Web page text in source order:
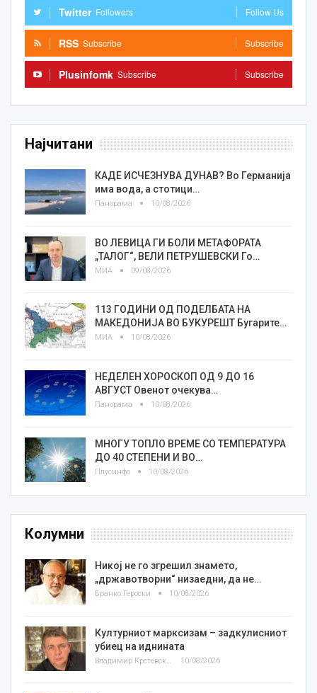
Twitter Followers Follow Us
RSS Subscribe Subscribe
Plusinfomk Subscribe Subscribe
Најчитани
КАДЕ ИСЧЕЗНУВА ДУНАВ? Во Германија
има вода, а стотици…
Панорама 10/08/2026
ВО ЛЕВИЦА ГИ БОЛИ МЕТАФОРАТА
„ТАЛОГ“, ВЕЛИ ПЕТРУШЕВСКИ Го…
МИА 09/08/2026
113 ГОДИНИ ОД ПОДЕЛБАТА НА
МАКЕДОНИЈА ВО БУКУРЕШТ Бугарите…
МИА 10/08/2026
НЕДЕЛЕН ХОРОСКОП ОД 9 ДО 16
АВГУСТ Овенот очекува…
Панорама 10/08/2026
МНОГУ ТОПЛО ВРЕМЕ СО ТЕМПЕРАТУРА
ДО 40 СТЕПЕНИ И ВО…
Плусинфо 10/08/2026
Колумни
Никој не го згрешил знамето,
„државотворни“ низаедни, да не…
Бранко Героски 10/08/2026
Културниот марксизам – задкулисниот
убиец на иднината
Владимир Крстевски 10/08/2026